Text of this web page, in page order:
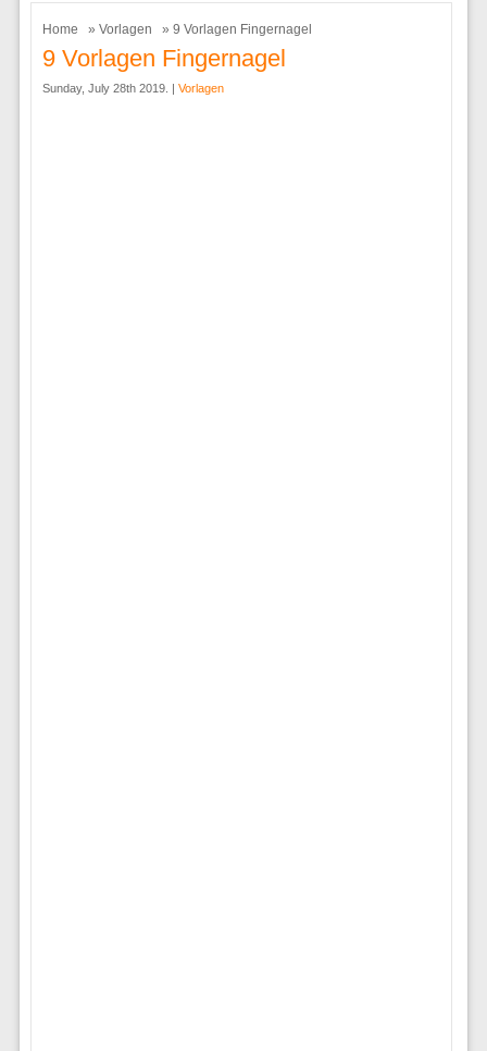
Home » Vorlagen » 9 Vorlagen Fingernagel
9 Vorlagen Fingernagel
Sunday, July 28th 2019. | Vorlagen